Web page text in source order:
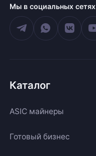
Мы в социальных сетях
Каталог
ASIC майнеры
Готовый бизнес